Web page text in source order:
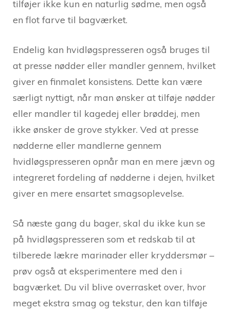
tilføjer ikke kun en naturlig sødme, men også
en flot farve til bagværket.
Endelig kan hvidløgspresseren også bruges til
at presse nødder eller mandler gennem, hvilket
giver en finmalet konsistens. Dette kan være
særligt nyttigt, når man ønsker at tilføje nødder
eller mandler til kagedej eller brøddej, men
ikke ønsker de grove stykker. Ved at presse
nødderne eller mandlerne gennem
hvidløgspresseren opnår man en mere jævn og
integreret fordeling af nødderne i dejen, hvilket
giver en mere ensartet smagsoplevelse.
Så næste gang du bager, skal du ikke kun se
på hvidløgspresseren som et redskab til at
tilberede lækre marinader eller kryddersmør –
prøv også at eksperimentere med den i
bagværket. Du vil blive overrasket over, hvor
meget ekstra smag og tekstur, den kan tilføje